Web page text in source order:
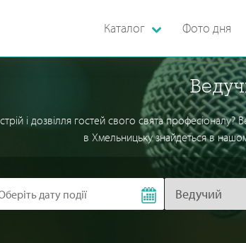
Каталог Фото дня
і дозвілля гостей свого свята
в Хмельницьку знайдеться в